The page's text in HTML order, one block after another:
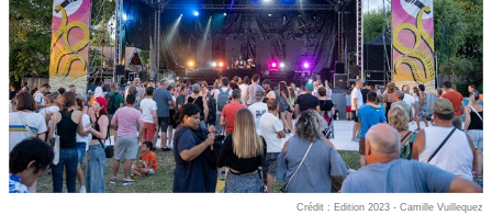
Crédit : Edition 2023 - Camille Vuillequez